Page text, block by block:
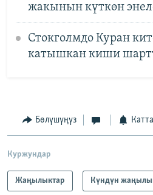
жакынын күткөн
Стокголмдо Куран
катышкан киши
Бөлүшүңүз
Куржундар
Жаңылыктар Күндүн